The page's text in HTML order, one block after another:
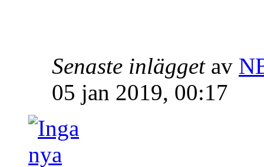
Senaste inläggetav
05 jan 2019, 00:17